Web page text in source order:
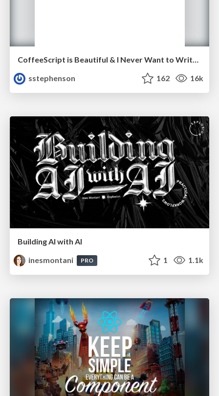
CoffeeScript is Beautiful & I Never Want to Write Plain JavaScript Again
sstephenson
162 16k
Building AI with AI
inesmontani
PRO 1 1.1k